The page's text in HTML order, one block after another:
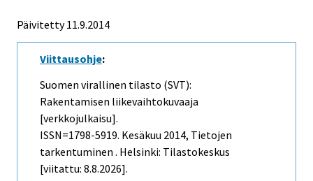
Päivitetty 11.9.2014
Viittausohje:
Suomen virallinen tilasto (SVT):
Rakentamisen liikevaihtokuvaaja
[verkkojulkaisu].
ISSN=1798-5919. Kesäkuu 2014, Tietojen
tarkentuminen . Helsinki: Tilastokeskus
[viitattu: 8.8.2026].